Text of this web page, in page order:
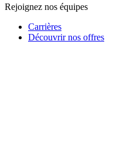
Rejoignez nos équipes
Carrières
Découvrir nos offres